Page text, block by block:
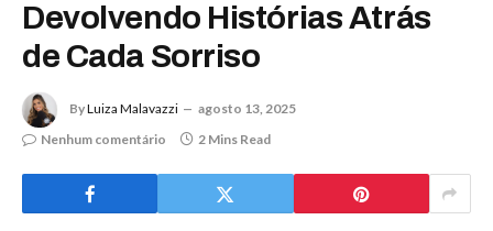
Devolvendo Histórias Atrás
de Cada Sorriso
ByLuiza Malavazzi
agosto 13, 2025
Nenhum comentário
2 Mins Read